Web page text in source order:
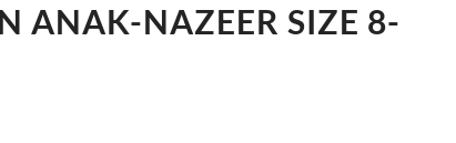
ANAK-NAZEER SIZE 8-